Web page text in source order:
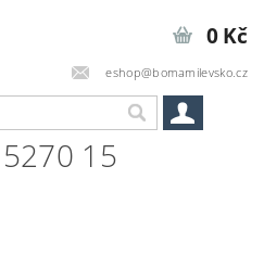
eshop@bomamilevsko.cz
0 Kč
5270 15